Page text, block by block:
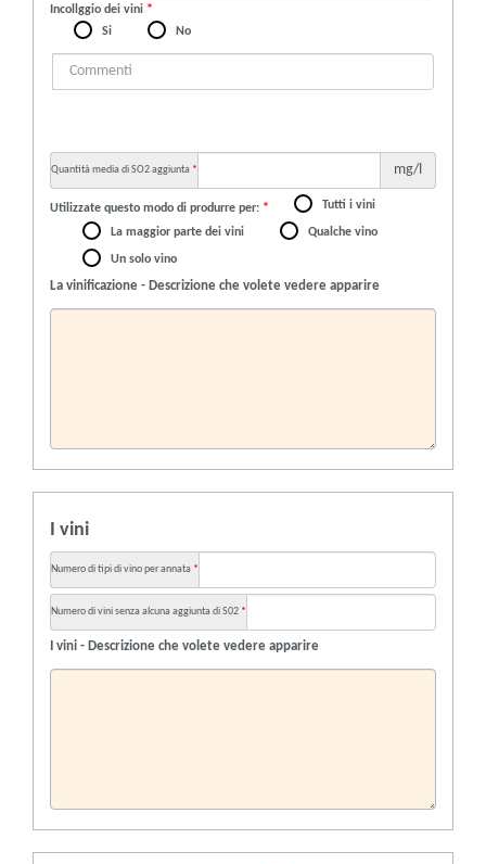
Incollggio dei vini *
Si
No
Quantità media di SO2 aggiunta * mg/l
Utilizzate questo modo di produrre per: * Tutti i vini
La maggior parte dei vini Qualche vino
Un solo vino
La vinificazione - Descrizione che volete vedere apparire
I vini
Numero di tipi di vino per annata *
Numero di vini senza alcuna aggiunta di S02 *
I vini - Descrizione che volete vedere apparire